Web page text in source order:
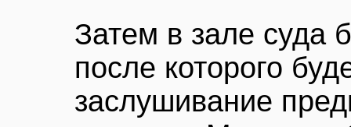
Затем в зале суда
после которого
заслушивание